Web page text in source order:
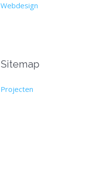
Webdesign
Sitemap
Projecten